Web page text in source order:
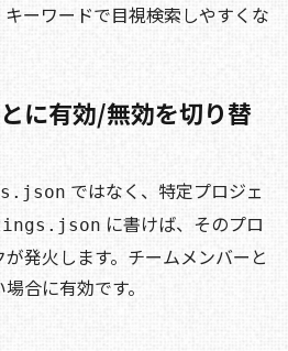
ーワードで目視検索しやすくな
に有効/無効を切り替
ではなく、特定プロジェ
に書けば、そのプロ
発火します。チームメンバーと
合に有効です。